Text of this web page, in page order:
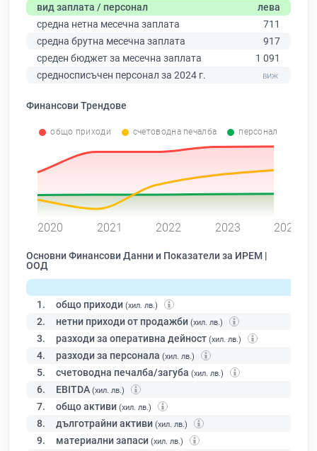
вид заплата / персонал
лева
средна нетна месечна заплата
711
средна брутна месечна заплата
917
среден бюджет за месечна заплата
1 091
средносписъчен персонал за 2024 г.
Финансови Трендове
общо приходи счетоводна печалба персонал
2020 2021 2022 2023 2024
Основни Финансови Данни и Показатели за ИРЕМ |
ООД
1. общо приходи (хил. лв.)
2. нетни приходи от продажби (хил. лв.)
3. разходи за оперативна дейност (хил. лв.)
4. разходи за персонала (хил. лв.)
5. счетоводна печалба/загуба (хил. лв.)
6. EBITDA (хил. лв.)
7. общо активи (хил. лв.)
8. дълготрайни активи (хил. лв.)
9. материални запаси (хил. лв.)